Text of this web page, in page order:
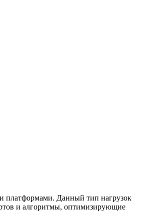
платформами. Данный тип нагрузок
и алгоритмы, оптимизирующие